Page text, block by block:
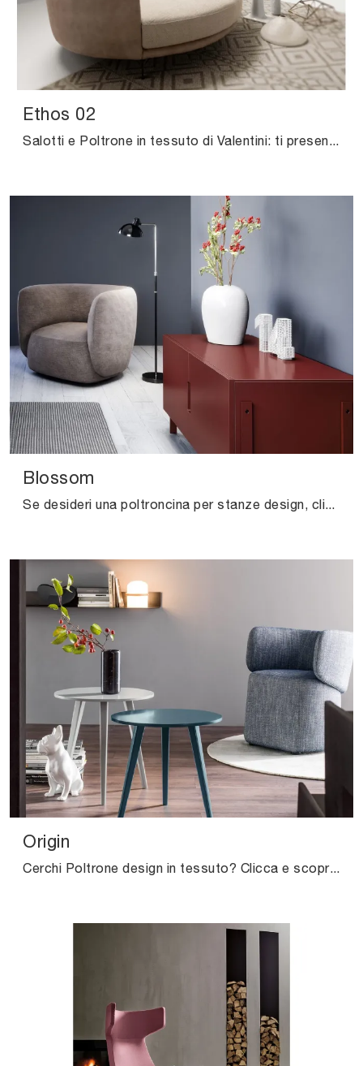
Ethos 02
Salotti e Poltrone in tessuto di Valentini: ti presentiamo il modello Ethos 02 in tessuto per valorizzare i tuoi spazi.
Blossom
Se desideri una poltroncina per stanze design, clicca e leggi di più sul modello Blossom in tessuto del marchio Novamobili.
Origin
Cerchi Poltrone design in tessuto? Clicca e scopri di più sul modello Origin di Novamobili.